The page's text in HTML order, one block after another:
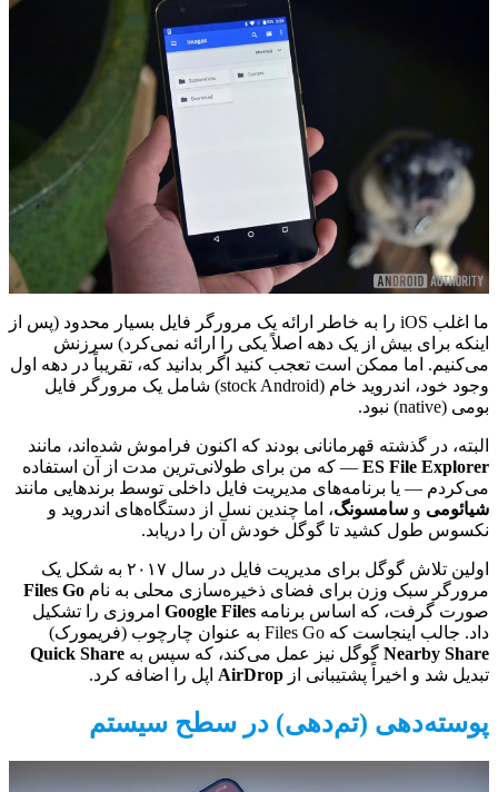
ما اغلب iOS را به خاطر ارائه یک مرورگر فایل بسیار محدود (پس از
اینکه برای بیش از یک دهه اصلاً یکی را ارائه نمی‌کرد) سرزنش
می‌کنیم. اما ممکن است تعجب کنید اگر بدانید که، تقریباً در دهه اول
وجود خود، اندروید خام (stock Android) شامل یک مرورگر فایل
بومی (native) نبود.
البته، در گذشته قهرمانانی بودند که اکنون فراموش شده‌اند، مانند
ES File Explorer — که من برای طولانی‌ترین مدت از آن استفاده
می‌کردم — یا برنامه‌های مدیریت فایل داخلی توسط برندهایی مانند
شیائومی و سامسونگ، اما چندین نسل از دستگاه‌های اندروید و
نکسوس طول کشید تا گوگل خودش آن را دریابد.
اولین تلاش گوگل برای مدیریت فایل در سال ۲۰۱۷ به شکل یک
مرورگر سبک وزن برای فضای ذخیره‌سازی محلی به نام Files Go
صورت گرفت، که اساس برنامه Google Files امروزی را تشکیل
داد. جالب اینجاست که Files Go به عنوان چارچوب (فریمورک)
Nearby Share گوگل نیز عمل می‌کند، که سپس به Quick Share
تبدیل شد و اخیراً پشتیبانی از AirDrop اپل را اضافه کرد.
پوسته‌دهی (تم‌دهی) در سطح سیستم